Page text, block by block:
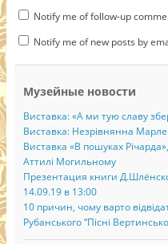
Notify me of follow-up
Notify me of new posts by
Музейные новости
Виставка: «А ми тую славу
Виставка: Незрівнянна
Виставка «В пошуках
Аттилі Могильному
Презентация книги
14.09.19 в 13:00
10 причин, чому варто
Рубанського “Пісні